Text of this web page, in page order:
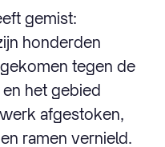
gemist:
honderden
tegen de
het gebied
afgestoken,
ramen vernield.